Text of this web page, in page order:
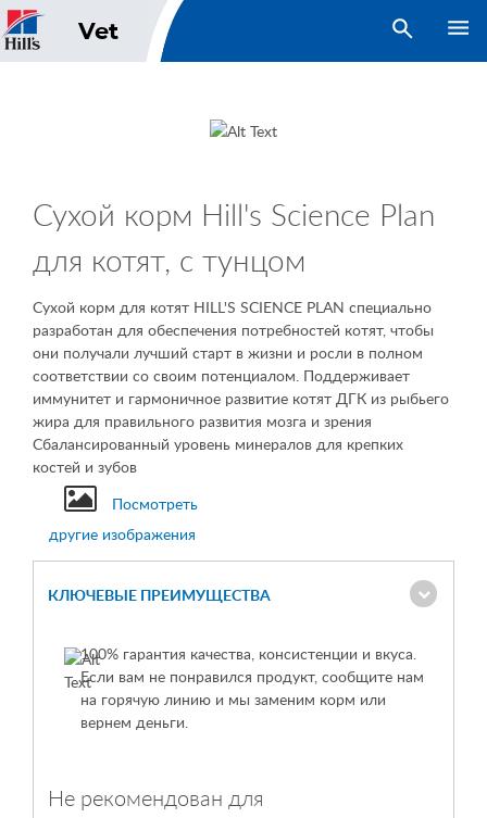
Vet open search
Сухой корм Hill's Science Plan
для котят, с тунцом
Сухой корм для котят HILL'S SCIENCE PLAN специально
разработан для обеспечения потребностей котят, чтобы
они получали лучший старт в жизни и росли в полном
соответствии со своим потенциалом. Поддерживает
иммунитет и гармоничное развитие котят ДГК из рыбьего
жира для правильного развития мозга и зрения
Сбалансированный уровень минералов для крепких
костей и зубов
Посмотреть
другие изображения
КЛЮЧЕВЫЕ ПРЕИМУЩЕСТВА
100% гарантия качества, консистенции и вкуса.
Если вам не понравился продукт, сообщите нам
на горячую линию и мы заменим корм или
вернем деньги.
Не рекомендован для